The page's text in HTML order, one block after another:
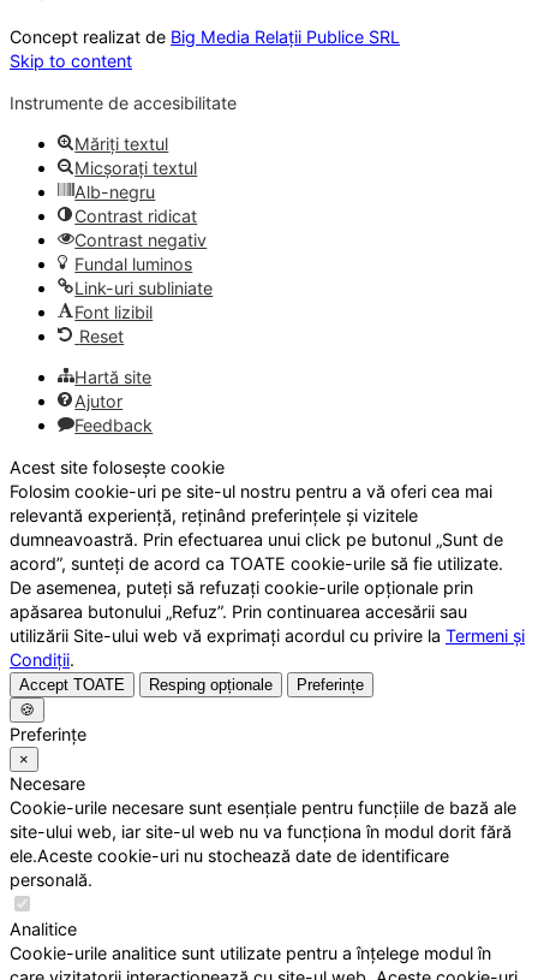
Concept realizat de Big Media Relații Publice SRL
Skip to content
Instrumente de accesibilitate
Măriți textul
Micșorați textul
Alb-negru
Contrast ridicat
Contrast negativ
Fundal luminos
Link-uri subliniate
Font lizibil
Reset
Hartă site
Ajutor
Feedback
Acest site folosește cookie
Folosim cookie-uri pe site-ul nostru pentru a vă oferi cea mai
relevantă experiență, reținând preferințele și vizitele
dumneavoastră. Prin efectuarea unui click pe butonul „Sunt de
acord”, sunteți de acord ca TOATE cookie-urile să fie utilizate.
De asemenea, puteți să refuzați cookie-urile opționale prin
apăsarea butonului „Refuz”. Prin continuarea accesării sau
utilizării Site-ului web vă exprimați acordul cu privire la Termeni și
Condiții.
Accept TOATE Resping opționale
Preferințe
🍪
Preferințe
×
Necesare
Cookie-urile necesare sunt esențiale pentru funcțiile de bază ale
site-ului web, iar site-ul web nu va funcționa în modul dorit fără
ele.Aceste cookie-uri nu stochează date de identificare
personală.
Analitice
Cookie-urile analitice sunt utilizate pentru a înțelege modul în